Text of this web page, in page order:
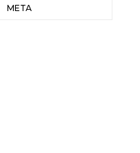
МЕТА